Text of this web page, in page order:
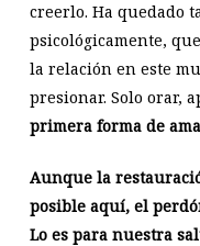
creerlo. Ha quedado
psicológicamente,
la relación en este
presionar. Solo orar,
primera forma de
Aunque la
posible aquí, el
Lo es para nuestra